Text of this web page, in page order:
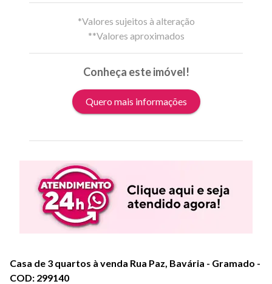
*Valores sujeitos à alteração
**Valores aproximados
Conheça este imóvel!
Quero mais informações
Casa de 3 quartos à venda Rua Paz, Bavária - Gramado -
COD: 299140